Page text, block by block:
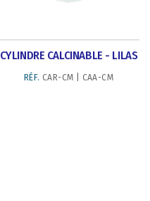
CYLINDRE CALCINABLE - LILAS
RÉF. CAR-CM | CAA-CM